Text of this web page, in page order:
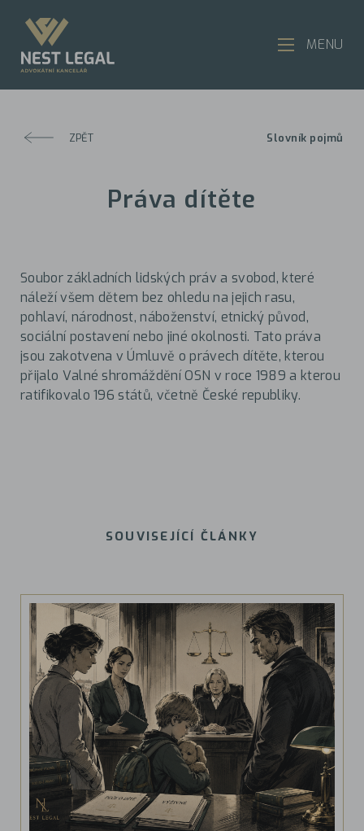
ZPĚT Slovník pojmů
Práva dítěte
Soubor základních lidských práv a svobod, které
náleží všem dětem bez ohledu na jejich rasu,
pohlaví, národnost, náboženství, etnický původ,
sociální postavení nebo jiné okolnosti. Tato práva
jsou zakotvena v Úmluvě o právech dítěte, kterou
přijalo Valné shromáždění OSN v roce 1989 a kterou
ratifikovalo 196 států, včetně České republiky.
SOUVISEJÍCÍ ČLÁNKY
MENU